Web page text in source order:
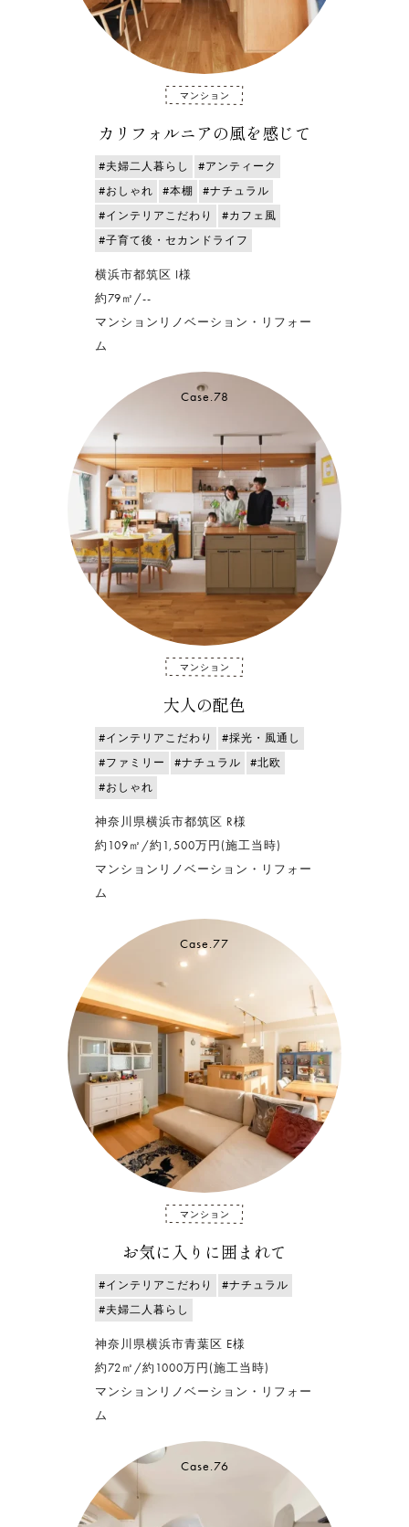
マンション
カリフォルニアの風を感じて
#夫婦二人暮らし
#アンティーク
#おしゃれ
#本棚
#ナチュラル
#インテリアこだわり
#カフェ風
#子育て後・セカンドライフ
横浜市都筑区 I様
約79㎡/--
マンションリノベーション・リフォー
ム
Case.78
マンション
大人の配色
#インテリアこだわり
#採光・風通し
#ファミリー
#ナチュラル
#北欧
#おしゃれ
神奈川県横浜市都筑区 R様
約109㎡/約1,500万円(施工当時)
マンションリノベーション・リフォー
ム
Case.77
マンション
お気に入りに囲まれて
#インテリアこだわり
#ナチュラル
#夫婦二人暮らし
神奈川県横浜市青葉区 E様
約72㎡/約1000万円(施工当時)
マンションリノベーション・リフォー
ム
Case.76